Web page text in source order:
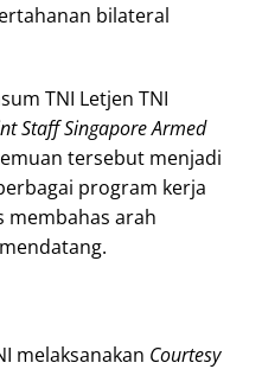
bilateral
TNI Letjen TNI
Staff Singapore Armed
tersebut menjadi
program kerja
membahas arah
melaksanakan Courtesy